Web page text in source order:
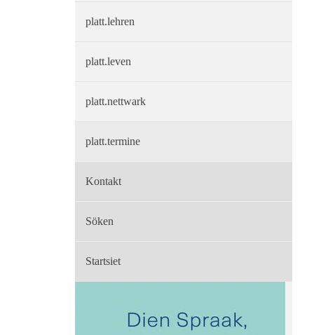
platt.lehren
platt.leven
platt.nettwark
platt.termine
Kontakt
Söken
Startsiet